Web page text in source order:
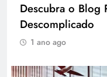
Descubra o Blog
Descomplicado
1 ano ago